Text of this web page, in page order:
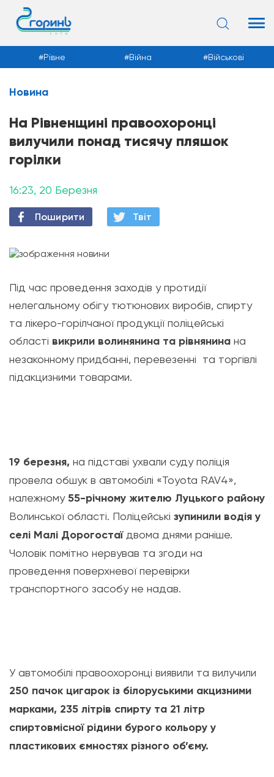
Новини
Рівне Війна Військові
Новина
На Рівненщині правоохоронці
вилучили понад тисячу пляшок
горілки
16:23, 20 Березня
Поширити Твiт
Під час проведення заходів у протидії
нелегальному обігу тютюнових виробів, спирту
та лікеро-горілчаної продукції поліцейські
області викрили волинянина та рівнянина на
незаконному придбанні, перевезенні та торгівлі
підакцизними товарами.
19 березня, на підставі ухвали суду поліція
провела обшук в автомобілі «Toyota RAV4»,
належному55-річному жителю Луцького району
Волинської області. Поліцейські зупинили водія у
селі Малі Дорогостаїдвома днями раніше.
Чоловік помітно нервував та згоди на
проведення поверхневої перевірки
транспортного засобу не надав.
У автомобілі правоохоронці виявили та вилучили
250 пачок цигарок із білоруськими акцизними
марками, 235 літрів спирту та 21 літр
спиртовмісної рідини бурого кольору у
пластикових ємностях різного об’єму.